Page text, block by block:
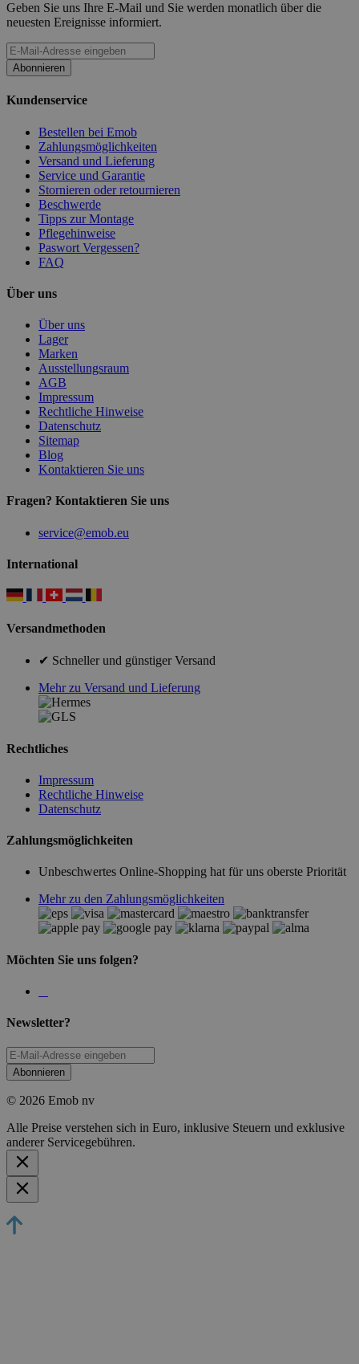
Geben Sie uns Ihre E-Mail und Sie werden monatlich über die
neuesten Ereignisse informiert.
Abonnieren
Kundenservice
Bestellen bei Emob
Zahlungsmöglichkeiten
Versand und Lieferung
Service und Garantie
Stornieren oder retournieren
Beschwerde
Tipps zur Montage
Pflegehinweise
Paswort Vergessen?
FAQ
Über uns
Über uns
Lager
Marken
Ausstellungsraum
AGB
Impressum
Rechtliche Hinweise
Datenschutz
Sitemap
Blog
Kontaktieren Sie uns
Fragen? Kontaktieren Sie uns
service@emob.eu
International
Versandmethoden
✔ Schneller und günstiger Versand
Mehr zu Versand und Lieferung
Rechtliches
Impressum
Rechtliche Hinweise
Datenschutz
Zahlungsmöglichkeiten
Unbeschwertes Online-Shopping hat für uns oberste Priorität
Mehr zu den Zahlungsmöglichkeiten
Möchten Sie uns folgen?
Newsletter?
Abonnieren
© 2026 Emob nv
Alle Preise verstehen sich in Euro, inklusive Steuern und exklusive
anderer Servicegebühren.